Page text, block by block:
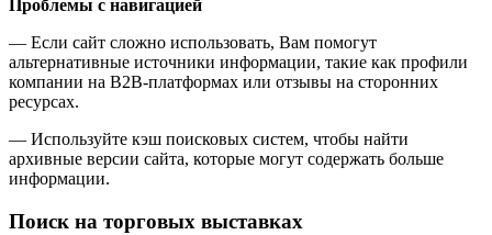
Проблемы с навигацией
— Если сайт сложно использовать, Вам помогут
альтернативные источники информации, такие как профили
компании на B2B-платформах или отзывы на сторонних
ресурсах.
— Используйте кэш поисковых систем, чтобы найти
архивные версии сайта, которые могут содержать больше
информации.
Поиск на торговых выставках